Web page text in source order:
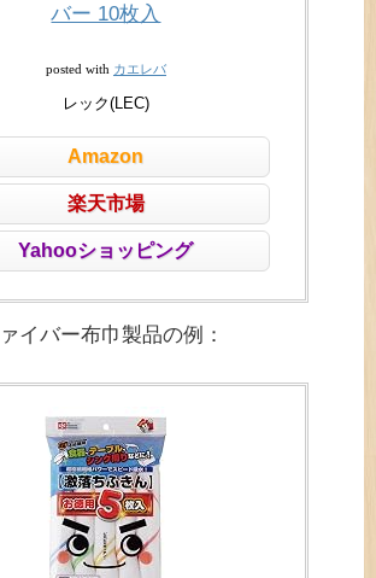
バー 10枚入
posted with カエレバ
レック(LEC)
Amazon
楽天市場
Yahooショッピング
イバー布巾製品の例：